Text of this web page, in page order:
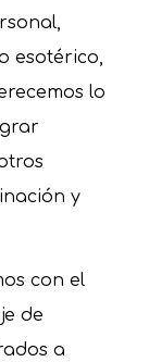
esotérico,
lo
y
con el
de
a